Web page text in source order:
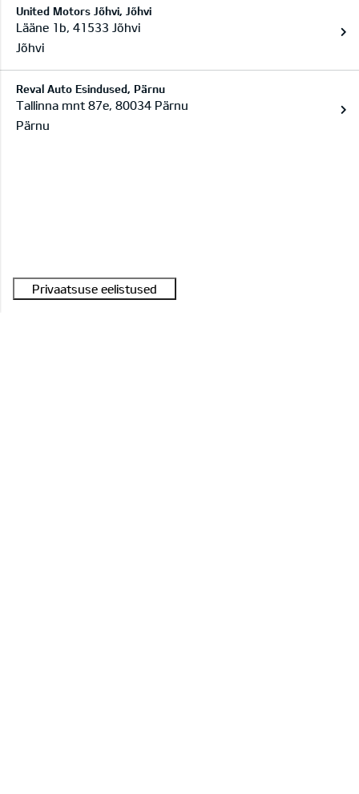
United Motors Jõhvi, Jõhvi
Lääne 1b, 41533 Jõhvi
Jõhvi
Reval Auto Esindused, Pärnu
Tallinna mnt 87e, 80034 Pärnu
Pärnu